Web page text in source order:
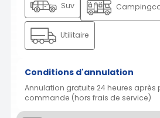
Suv
Utilitaire
Conditions d'annulation
Annulation gratuite 24 heures après
commande (hors frais de service)